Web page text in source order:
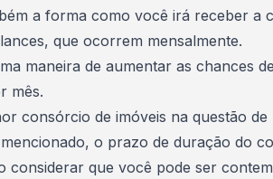
a forma como você irá receber a
que ocorrem mensalmente.
maneira de aumentar as chances
mês.
consórcio de imóveis na questão de
o prazo de duração do
considerar que você pode ser